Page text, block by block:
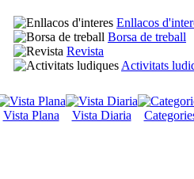
Enllacos
Borsa de treball
Revista
Activitats
Vista Plana Vista Diaria